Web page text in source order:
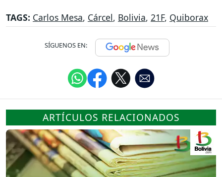
TAGS: Carlos Mesa, Cárcel, Bolivia, 21F, Quiborax
SÍGUENOS EN:
ARTÍCULOS RELACIONADOS